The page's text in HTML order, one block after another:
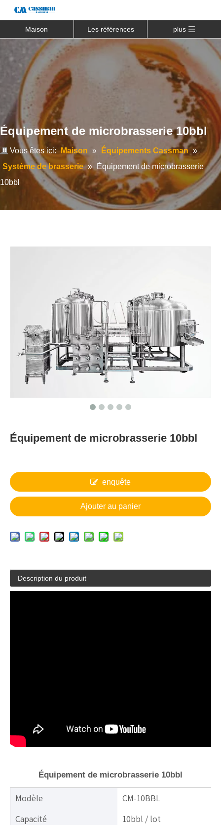
Maison Les références plus
Équipement de microbrasserie 10bbl
Vous êtes ici: Maison » Équipements Cassman »
Système de brasserie » Équipement de microbrasserie
10bbl
Équipement de microbrasserie 10bbl
enquête
Ajouter au panier
Description du produit
Équipement de microbrasserie 10bbl
Modèle
CM-10BBL
Capacité
10bbl / lot